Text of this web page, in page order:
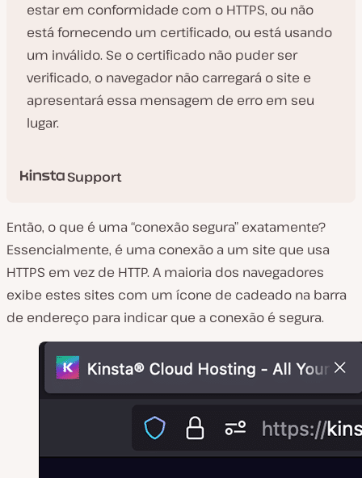
estar em conformidade com o HTTPS, ou não
está fornecendo um certificado, ou está usando
um inválido. Se o certificado não puder ser
verificado, o navegador não carregará o site e
apresentará essa mensagem de erro em seu
lugar.
Support
Então, o que é uma “conexão segura” exatamente?
Essencialmente, é uma conexão a um site que usa
HTTPS em vez de HTTP. A maioria dos navegadores
exibe estes sites com um ícone de cadeado na barra
de endereço para indicar que a conexão é segura.